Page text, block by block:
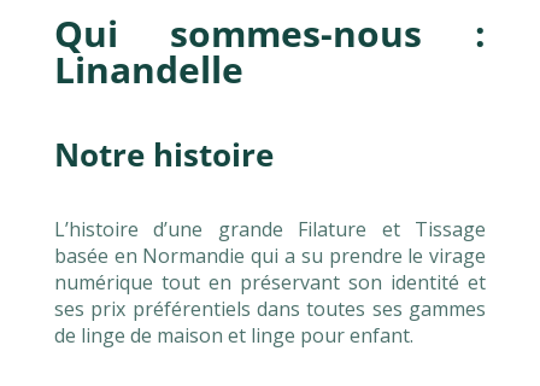
Qui sommes-nous :
Linandelle
Notre histoire
L’histoire d’une grande Filature et Tissage
basée en Normandie qui a su prendre le virage
numérique tout en préservant son identité et
ses prix préférentiels dans toutes ses gammes
de linge de maison et linge pour enfant.